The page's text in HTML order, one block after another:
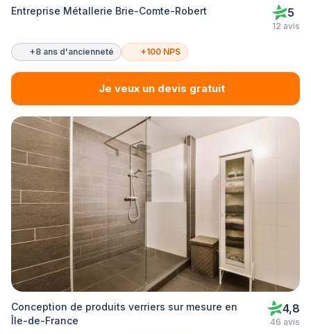
Entreprise Métallerie Brie-Comte-Robert 5
12 avis
+8 ans d'ancienneté +100 NPS
Je veux un devis gratuit
Conception de produits verriers sur mesure en
Île-de-France
4,8
46 avis